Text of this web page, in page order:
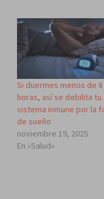
Si duermes menos de 8
horas, así se debilita tu
sistema inmune por la
de sueño
noviembre 19, 2025
En «Salud»